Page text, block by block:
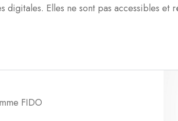
digitales. Elles ne sont pas accessibles et
FIDO